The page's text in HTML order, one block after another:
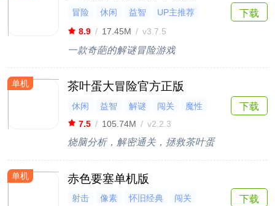
冒险 休闲 益智
UP主推荐
烧脑
8.9 / 17.45M / v3.7.5
一款奇葩的解谜冒险游戏
下载
单机 茶叶蛋大冒险官方正版
休闲 益智 解谜 闯关
魔性
7.5 / 105.74M / v2.2.3
烧脑分析，解密通关，拯救茶叶蛋
下载
单机 赤色要塞单机版
射击 像素 怀旧经典
闯关
下载